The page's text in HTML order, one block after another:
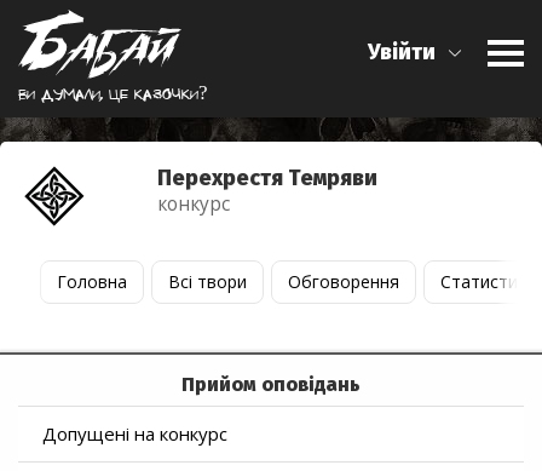
Ви думали, це казочки?
Увійти
Перехрестя Темряви
конкурс
Головна Всі твори Обговорення Статистика
Прийом оповідань
Допущені на конкурс